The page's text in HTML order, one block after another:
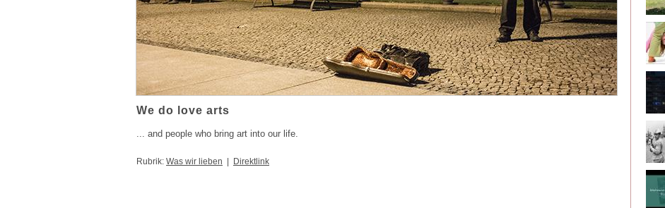
We do love arts
... and people who bring art into our life.
Rubrik: Was wir lieben Direktlink